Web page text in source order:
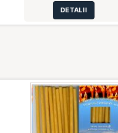
DETALII